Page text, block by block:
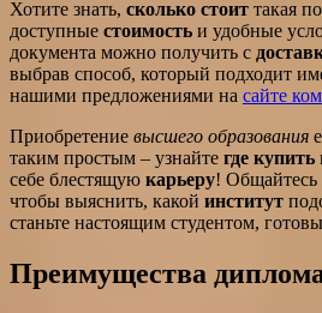
Хотите знать, сколько стоит такая
доступные стоимость и удобные
документа можно получить с
выбрав способ, который подходит
нашими предложениями на сайте
Приобретение высшего образования
таким простым – узнайте где купить
себе блестящую карьеру! Общайтесь
чтобы выяснить, какой институт
станьте настоящим студентом,
Преимущества диплома